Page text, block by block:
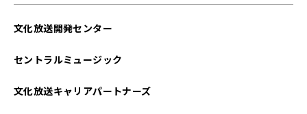
文化放送開発センター
セントラルミュージック
文化放送キャリアパートナーズ